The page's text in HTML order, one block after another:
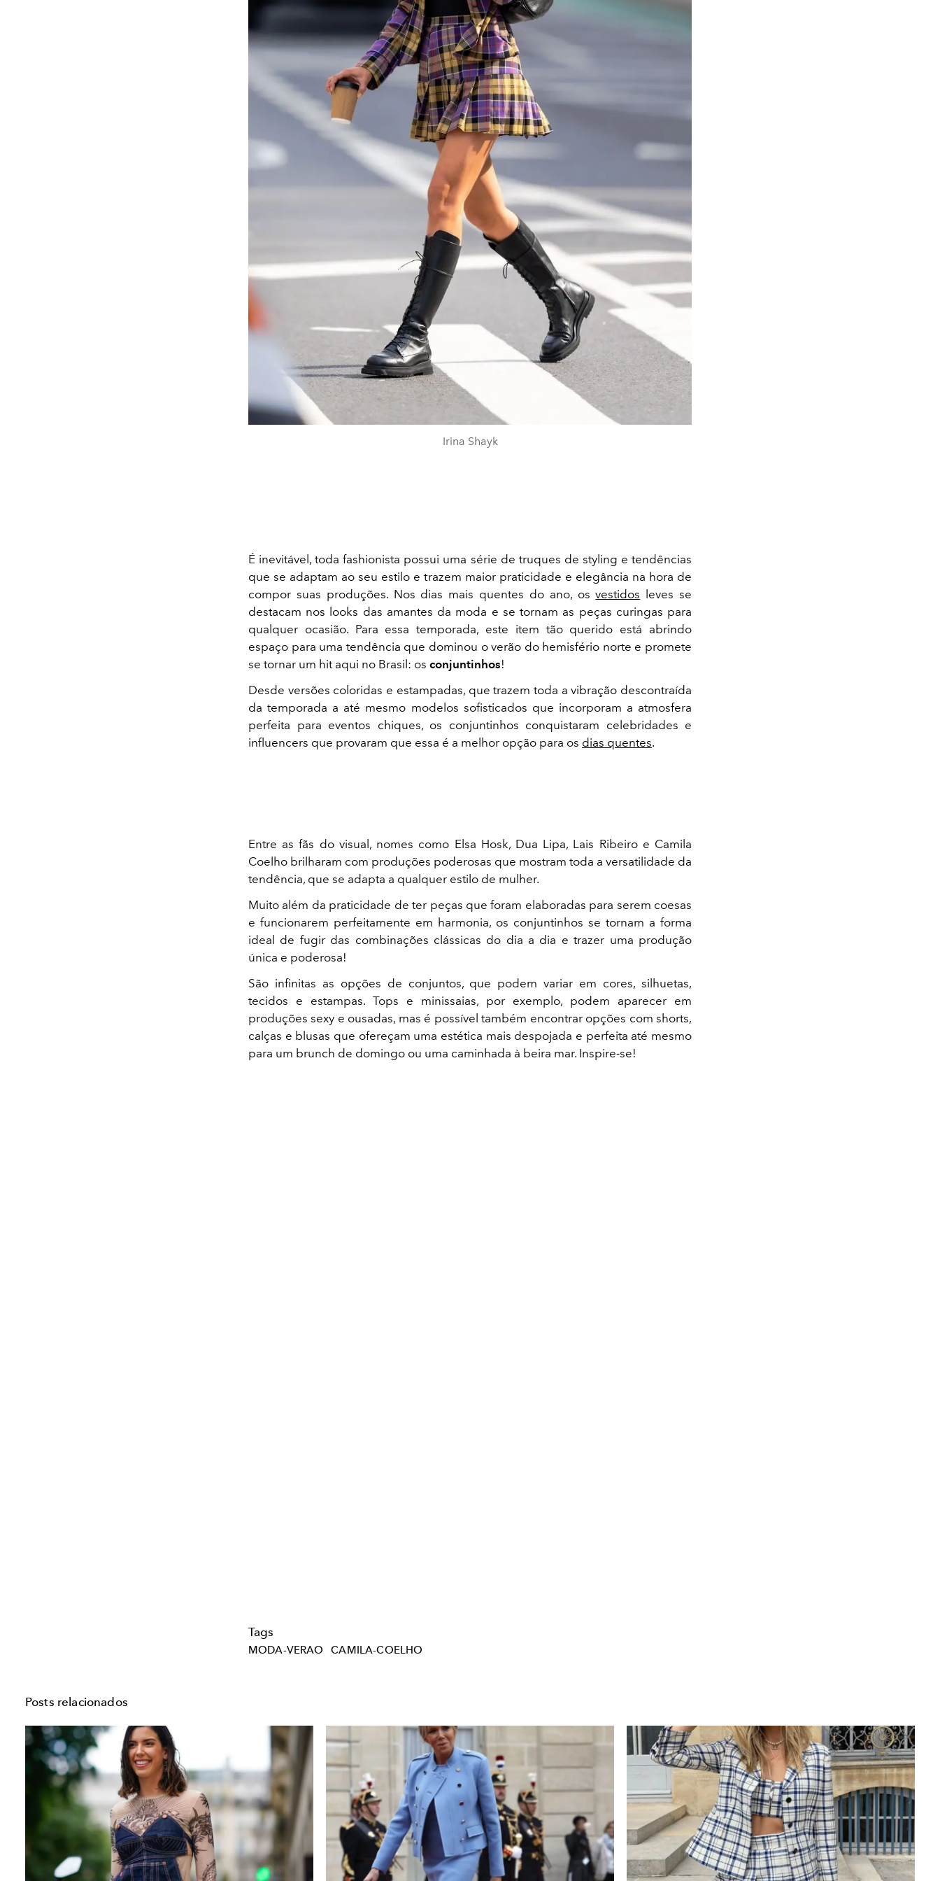
Irina Shayk
É inevitável, toda fashionista possui uma série de truques de styling e tendências
que se adaptam ao seu estilo e trazem maior praticidade e elegância na hora de
compor suas produções. Nos dias mais quentes do ano, osvestidos leves se
destacam nos looks das amantes da moda e se tornam as peças curingas para
qualquer ocasião. Para essa temporada, este item tão querido está abrindo
espaço para uma tendência que dominou o verão do hemisfério norte e promete
se tornar um hit aqui no Brasil: os conjuntinhos!
Desde versões coloridas e estampadas, que trazem toda a vibração descontraída
da temporada a até mesmo modelos sofisticados que incorporam a atmosfera
perfeita para eventos chiques, os conjuntinhos conquistaram celebridades e
influencers que provaram que essa é a melhor opção para os dias quentes.
Entre as fãs do visual, nomes como Elsa Hosk, Dua Lipa, Lais Ribeiro e Camila
Coelho brilharam com produções poderosas que mostram toda a versatilidade da
tendência, que se adapta a qualquer estilo de mulher.
Muito além da praticidade de ter peças que foram elaboradas para serem coesas
e funcionarem perfeitamente em harmonia, os conjuntinhos se tornam a forma
ideal de fugir das combinações clássicas do dia a dia e trazer uma produção
única e poderosa!
São infinitas as opções de conjuntos, que podem variar em cores, silhuetas,
tecidos e estampas. Tops e minissaias, por exemplo, podem aparecer em
produções sexy e ousadas, mas é possível também encontrar opções com shorts,
calças e blusas que ofereçam uma estética mais despojada e perfeita até mesmo
para um brunch de domingo ou uma caminhada à beira mar. Inspire-se!
Tags
MODA-VERAO CAMILA-COELHO
Posts relacionados